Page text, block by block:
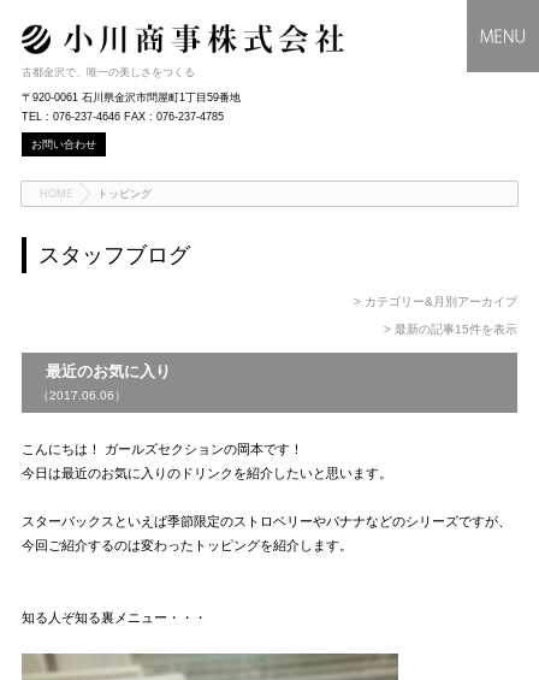
古都金沢で、唯一の美しさをつくる
〒920-0061 石川県金沢市問屋町1丁目59番地
TEL : 076-237-4646 FAX : 076-237-4785
お問い合わせ
HOME トッピング
スタッフブログ
> カテゴリー&月別アーカイブ
> 最新の記事15件を表示
最近のお気に入り
（2017.06.06）
こんにちは！ ガールズセクションの岡本です！
今日は最近のお気に入りのドリンクを紹介したいと思います。
スターバックスといえば季節限定のストロベリーやバナナなどのシリーズですが、
今回ご紹介するのは変わったトッピングを紹介します。
知る人ぞ知る裏メニュー・・・